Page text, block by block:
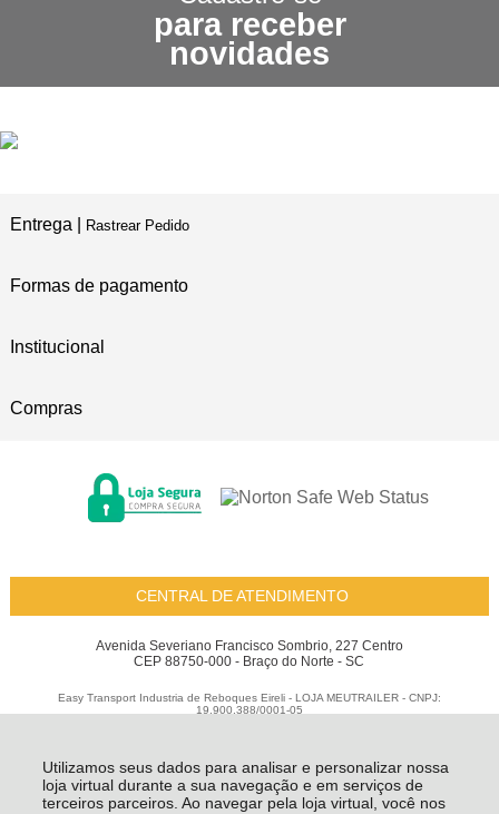
Utilizamos seus dados para analisar e personalizar nossa
loja virtual durante a sua navegação e em serviços de
terceiros parceiros. Ao navegar pela loja virtual, você nos
3X SEM JUROS
NO CARTÃO DE CRÉDITO
para receber
novidades
Entrega | Rastrear Pedido
Formas de pagamento
Institucional
Compras
CENTRAL DE ATENDIMENTO
Avenida Severiano Francisco Sombrio, 227 Centro
CEP 88750-000 - Braço do Norte - SC
Easy Transport Industria de Reboques Eireli - LOJA MEUTRAILER - CNPJ:
19.900.388/0001-05